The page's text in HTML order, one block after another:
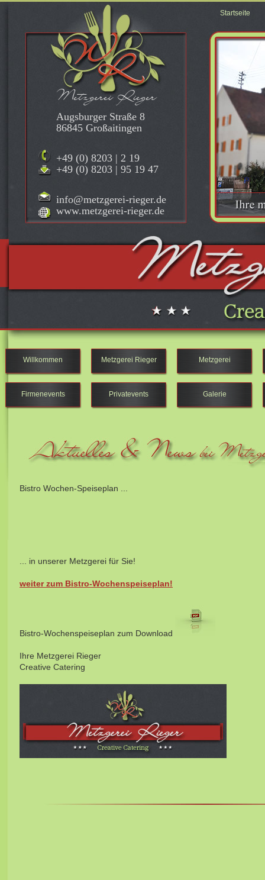
Startseite
Willkommen Metzgerei Rieger Metzgerei
Metzgerei Rieger
Augsburger Straße 8
86845 Großaitingen
+49 (0) 8203 | 2 19
+49 (0) 8203 | 95 19 47
info@metzgerei-rieger.de
www.metzgerei-rieger.de
Firmenevents Privatevents Galerie
Bistro Wochen-Speiseplan ...
... in unserer Metzgerei für Sie!
weiter zum Bistro-Wochenspeiseplan!
Bistro-Wochenspeiseplan zum Download
Ihre Metzgerei Rieger
Creative Catering